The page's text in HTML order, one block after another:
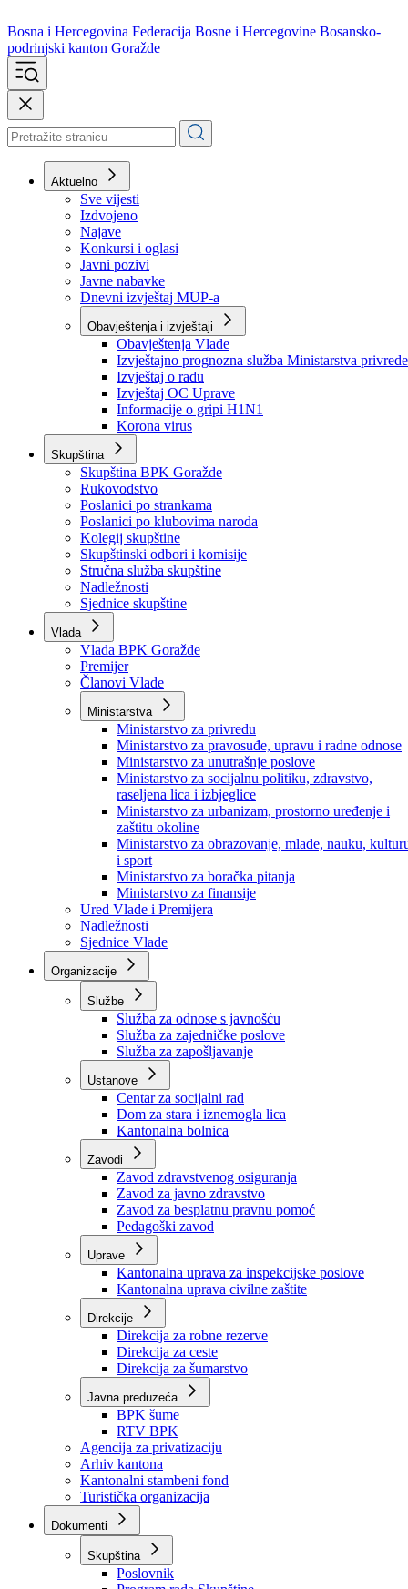
Bosna i Hercegovina
podrinjski kanton Goražde
Aktuelno
Sve vijesti
Izdvojeno
Najave
Konkursi i oglasi
Javni pozivi
Javne nabavke
Dnevni izvještaj MUP-a
Obavještenja i izvještaji
Obavještenja Vlade
Izvještajno prognozna služba Ministarstva privrede
Izvještaj o radu
Izvještaj OC Uprave
Informacije o gripi H1N1
Korona virus
Skupština
Skupština BPK Goražde
Rukovodstvo
Poslanici po strankama
Poslanici po klubovima naroda
Kolegij skupštine
Skupštinski odbori i komisije
Stručna služba skupštine
Nadležnosti
Sjednice skupštine
Vlada
Vlada BPK Goražde
Premijer
Članovi Vlade
Ministarstva
Ministarstvo za privredu
Ministarstvo za pravosuđe, upravu i radne odnose
Ministarstvo za unutrašnje poslove
Ministarstvo za socijalnu politiku, zdravstvo,
raseljena lica i izbjeglice
Ministarstvo za urbanizam, prostorno uređenje i
zaštitu okoline
Ministarstvo za obrazovanje, mlade, nauku,
i sport
Ministarstvo za boračka pitanja
Ministarstvo za finansije
Ured Vlade i Premijera
Nadležnosti
Sjednice Vlade
Organizacije
Službe
Služba za odnose s javnošću
Služba za zajedničke poslove
Služba za zapošljavanje
Ustanove
Centar za socijalni rad
Dom za stara i iznemogla lica
Kantonalna bolnica
Zavodi
Zavod zdravstvenog osiguranja
Zavod za javno zdravstvo
Zavod za besplatnu pravnu pomoć
Pedagoški zavod
Kantonalna uprava za inspekcijske poslove
Kantonalna uprava civilne zaštite
Direkcije
Direkcija za robne rezerve
Direkcija za ceste
Direkcija za šumarstvo
Javna preduzeća
BPK šume
RTV BPK
Agencija za privatizaciju
Arhiv kantona
Kantonalni stambeni fond
Turistička organizacija
Dokumenti